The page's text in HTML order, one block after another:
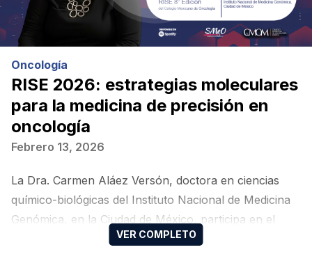
Oncología
RISE 2026: estrategias moleculares
para la medicina de precisión en
oncología
Febrero 13, 2026
La Dra. Carmen Aláez Versón, doctora en ciencias
químico-biológicas del Instituto Nacional de Medicina
Genómica, en la Ciudad de México, participa en el
Taller de Residentes de Oncología Médica RISE, 8.ª